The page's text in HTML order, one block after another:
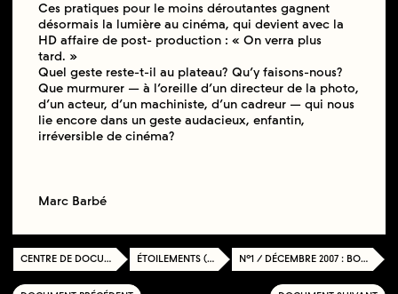
Ces pratiques pour le moins déroutantes gagnent
désormais la lumière au cinéma, qui devient avec la
HD affaire de post- production : « On verra plus
tard. »
Quel geste reste-t-il au plateau? Qu’y faisons-nous?
Que murmurer — à l’oreille d’un directeur de la photo,
d’un acteur, d’un machiniste, d’un cadreur — qui nous
lie encore dans un geste audacieux, enfantin,
irréversible de cinéma?
Marc Barbé
CENTRE DE DOCUMENTATION ÉTOILEMENTS (2007-2010) N°1 / DÉCEMBRE 2007 : BORDS, BORDURES